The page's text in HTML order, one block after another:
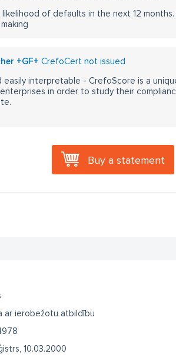
of defaults in the next 12
+GF+ CrefoCert not issued
interpretable - CrefoScore is a
in order to study their
Buy a statement
ar ierobežotu atbildību
10.03.2000